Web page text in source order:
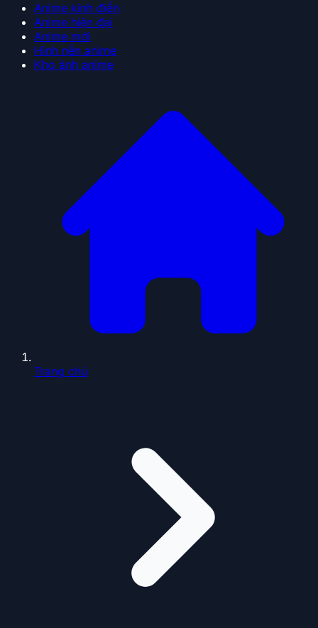
Anime kinh điển
Anime hiện đại
Anime mới
Hình nền anime
Kho ảnh anime
Trang chủ